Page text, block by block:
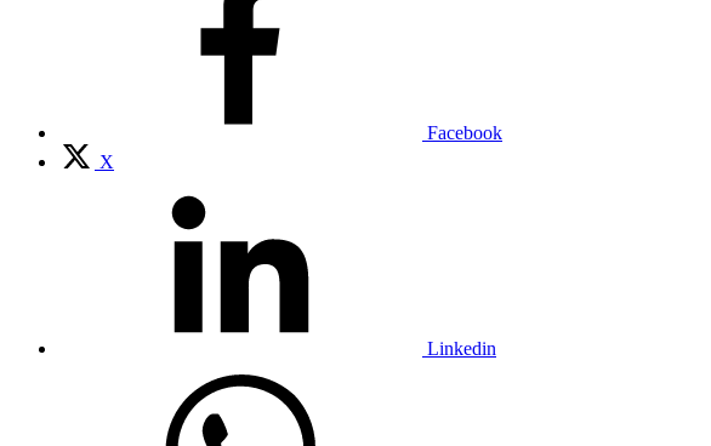
Facebook
X
Linkedin